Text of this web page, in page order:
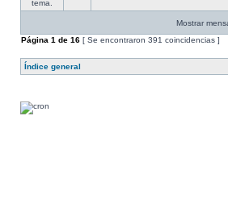
Mostrar
Página 1 de 16 [ Se encontraron 391 coincidencias ]
Índice general